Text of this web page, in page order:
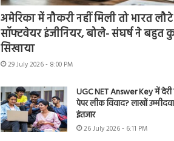
अमेरिका में नौकरी नहीं मिली तो भारत लौटे
सॉफ्टवेयर इंजीनियर, बोले- संघर्ष ने बहुत
सिखाया
29 July 2026 - 8:00 PM
UGC NET Answer Key में
पेपर लीक विवाद? लाखों
इंतजार
26 July 2026 - 6:11 PM